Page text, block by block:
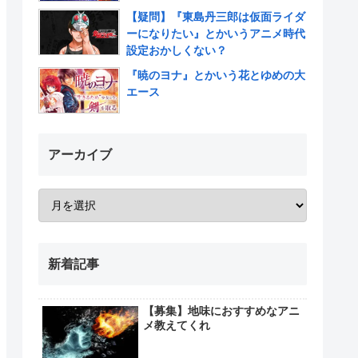
【疑問】『東島丹三郎は仮面ライダ
ーになりたい』とかいうアニメ時代
設定おかしくない？
『暁のヨナ』とかいう花とゆめの大
エース
アーカイブ
新着記事
【募集】地味におすすめなアニ
メ教えてくれ